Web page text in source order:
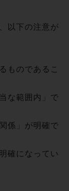
以下の注意が
ものであるこ
な範囲内」で
係」が明確で
確になってい